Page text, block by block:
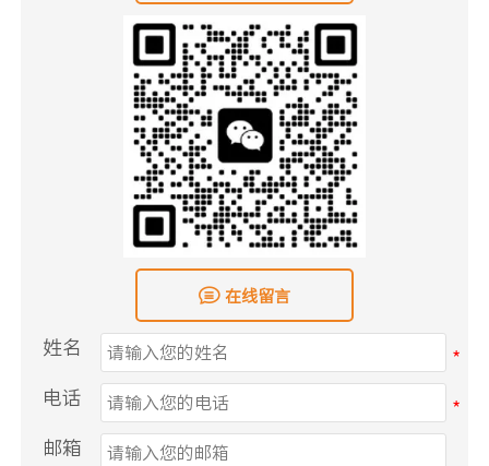
 在线留言
姓名
电话
邮箱